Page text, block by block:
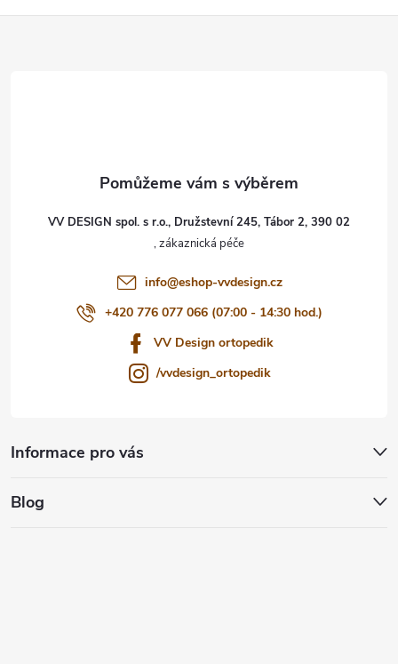
VV DESIGN spol. s r.o., Družstevní 245, Tábor 2, 390 02
info@eshop-vvdesign.cz
+420 776 077 066 (07:00 - 14:30 hod.)
VV Design ortopedik
/vvdesign_ortopedik
Informace pro vás
Blog